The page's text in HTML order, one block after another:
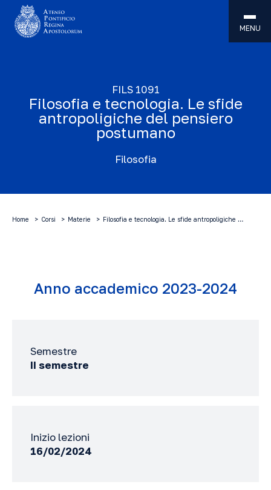
MENU
FILS 1091
Filosofia e tecnologia. Le sfide
antropoligiche del pensiero
postumano
Filosofia
Home Corsi Materie Filosofia e tecnologia. Le sfide antropoligiche …
Anno accademico 2023-2024
Semestre
II semestre
Inizio lezioni
16/02/2024